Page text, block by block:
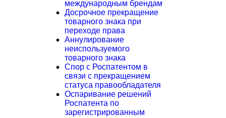
международным брендам
Досрочное прекращение
товарного знака при
переходе права
Аннулирование
неиспользуемого
товарного знака
Спор с Роспатентом в
связи с прекращением
статуса правообладателя
Оспаривание решений
Роспатента по
зарегистрированным